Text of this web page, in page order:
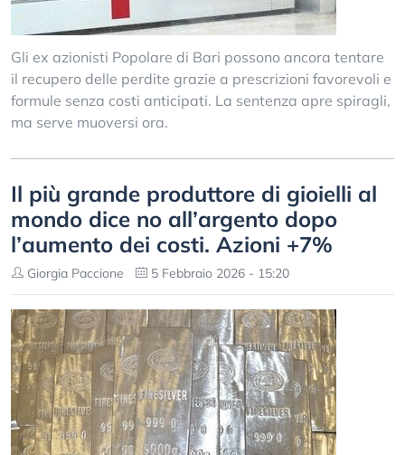
Gli ex azionisti Popolare di Bari possono ancora tentare
il recupero delle perdite grazie a prescrizioni favorevoli e
formule senza costi anticipati. La sentenza apre spiragli,
ma serve muoversi ora.
Il più grande produttore di gioielli al
mondo dice no all’argento dopo
l’aumento dei costi. Azioni +7%
Giorgia Paccione 5 Febbraio 2026 - 15:20